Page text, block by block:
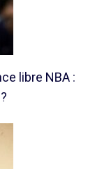
libre NBA :